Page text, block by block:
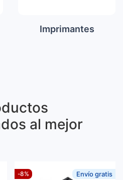
Imprimantes
al mejor
-8% Envío gratis